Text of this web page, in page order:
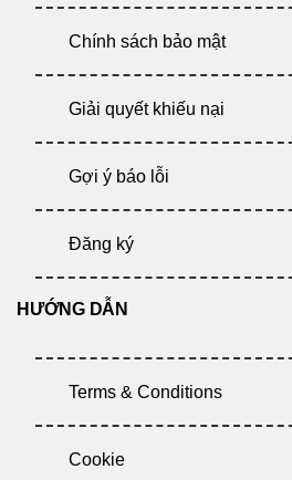
Chính sách bảo mật
Giải quyết khiếu nại
Gợi ý báo lỗi
Đăng ký
HƯỚNG DẪN
Terms & Conditions
Cookie